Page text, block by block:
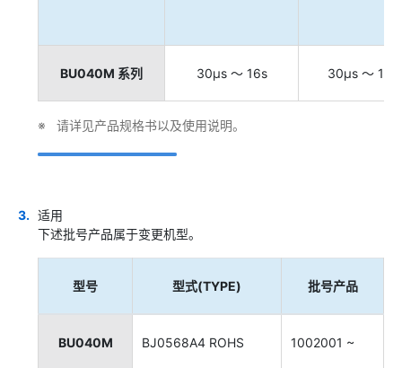
BU040M 系列 30μs ～ 16s 30μs ～ 1s
请详见产品规格书以及使用说明。
适用
下述批号产品属于变更机型。
型号 型式(TYPE) 批号产品
BU040M BJ0568A4 ROHS 1002001 ~